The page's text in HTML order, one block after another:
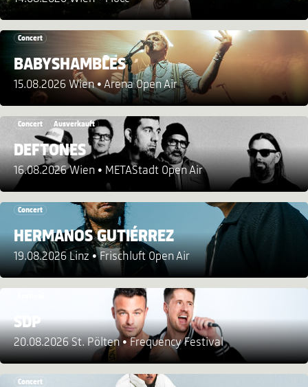
Concert
BABYSHAMBLES
15.08.2026 Wien Arena Open Air
Concert Ausverkauft
DEFTONES
16.08.2026 Wien METAStadt Open Air
Concert
HERMANOS GUTIÉRREZ
19.08.2026 Linz Frischluft Open Air
SDP
20.08.2026 St. Pölten Frequency Festival
Concert